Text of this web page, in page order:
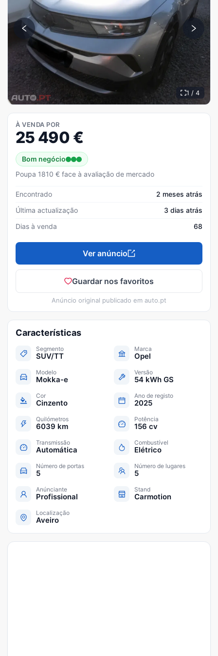
1 / 4
À VENDA POR
25 490 €
Bom negócio
Poupa 1810 € face à avaliação de mercado
Encontrado
2 meses atrás
Última actualização
3 dias atrás
Dias à venda
68
Ver anúncio
Guardar nos favoritos
Anúncio original publicado em auto.pt
Características
Segmento
SUV/TT
Marca
Opel
Modelo
Mokka-e
Versão
54 kWh GS
Cor
Cinzento
Ano de registo
2025
Quilómetros
6039 km
Potência
156 cv
Transmissão
Automática
Combustível
Elétrico
Número de portas
5
Número de lugares
5
Anúnciante
Profissional
Stand
Carmotion
Localização
Aveiro